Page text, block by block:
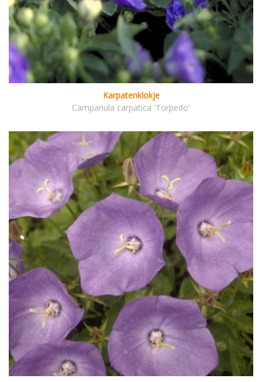
Karpatenklokje
Campanula carpatica 'Torpedo'